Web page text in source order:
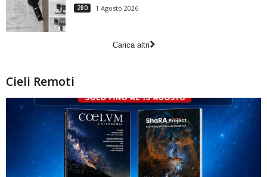
280 1 Agosto 2026
Carica altri
Cieli Remoti